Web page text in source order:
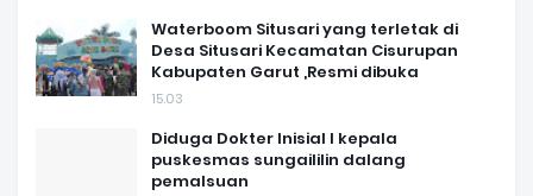
Waterboom Situsari yang terletak di
Desa Situsari Kecamatan Cisurupan
Kabupaten Garut ,Resmi dibuka
15.03
Diduga Dokter Inisial I kepala
puskesmas sungaililin dalang
pemalsuan